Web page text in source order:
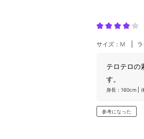
サイズ：M
テロテロの
す。
身長：160cm
参考になった